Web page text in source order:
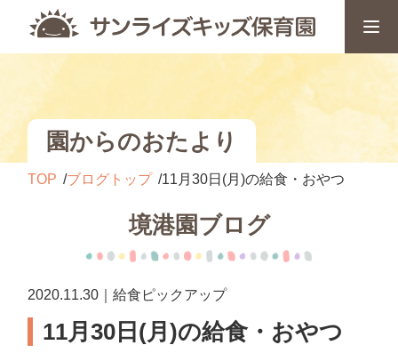
園からのおたより
TOP ブログトップ 11月30日(月)の給食・おやつ
境港園ブログ
2020.11.30｜給食ピックアップ
11月30日(月)の給食・おやつ